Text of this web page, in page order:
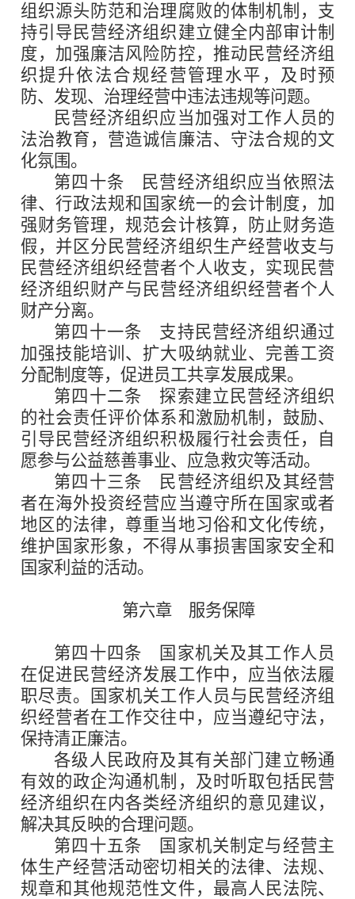
组织源头防范和治理腐败的体制机制，支
持引导民营经济组织建立健全内部审计制
度，加强廉洁风险防控，推动民营经济组
织提升依法合规经营管理水平，及时预
防、发现、治理经营中违法违规等问题。
民营经济组织应当加强对工作人员的
法治教育，营造诚信廉洁、守法合规的文
化氛围。
第四十条 民营经济组织应当依照法
律、行政法规和国家统一的会计制度，加
强财务管理，规范会计核算，防止财务造
假，并区分民营经济组织生产经营收支与
民营经济组织经营者个人收支，实现民营
经济组织财产与民营经济组织经营者个人
财产分离。
第四十一条 支持民营经济组织通过
加强技能培训、扩大吸纳就业、完善工资
分配制度等，促进员工共享发展成果。
第四十二条 探索建立民营经济组织
的社会责任评价体系和激励机制，鼓励、
引导民营经济组织积极履行社会责任，自
愿参与公益慈善事业、应急救灾等活动。
第四十三条 民营经济组织及其经营
者在海外投资经营应当遵守所在国家或者
地区的法律，尊重当地习俗和文化传统，
维护国家形象，不得从事损害国家安全和
国家利益的活动。
第六章 服务保障
第四十四条 国家机关及其工作人员
在促进民营经济发展工作中，应当依法履
职尽责。国家机关工作人员与民营经济组
织经营者在工作交往中，应当遵纪守法，
保持清正廉洁。
各级人民政府及其有关部门建立畅通
有效的政企沟通机制，及时听取包括民营
经济组织在内各类经济组织的意见建议，
解决其反映的合理问题。
第四十五条 国家机关制定与经营主
体生产经营活动密切相关的法律、法规、
规章和其他规范性文件，最高人民法院、